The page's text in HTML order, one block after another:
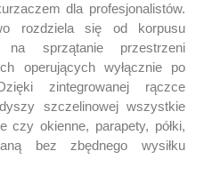
dla profesjonalistów.
rozdziela się od korpusu
sprzątanie przestrzeni
operujących wyłącznie po
zintegrowanej rączce
szczelinowej wszystkie
czy okienne, parapety, półki,
bez zbędnego wysiłku